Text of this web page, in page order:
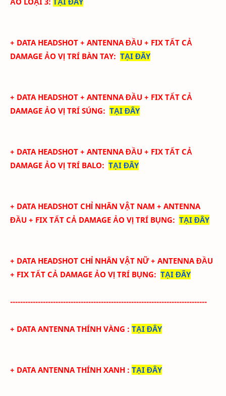
+ DATA HEADSHOT + ANTENNA ĐẦU + FIX TẤT CẢ
DAMAGE ẢO VỊ TRÍ BÀN TAY: TẠI ĐÂY
+ DATA HEADSHOT + ANTENNA ĐẦU + FIX TẤT CẢ
DAMAGE ẢO VỊ TRÍ SÚNG: TẠI ĐÂY
+ DATA HEADSHOT + ANTENNA ĐẦU + FIX TẤT CẢ
DAMAGE ẢO VỊ TRÍ BALO: TẠI ĐÂY
+ DATA HEADSHOT CHỈ NHÂN VẬT NAM + ANTENNA
ĐẦU + FIX TẤT CẢ DAMAGE ẢO VỊ TRÍ BỤNG: TẠI ĐÂY
+ DATA HEADSHOT CHỈ NHÂN VẬT NỮ + ANTENNA ĐẦU
+ FIX TẤT CẢ DAMAGE ẢO VỊ TRÍ BỤNG: TẠI ĐÂY
------------------------------------------------------------------------------
+ DATA ANTENNA THÍNH VÀNG : TẠI ĐÂY
+ DATA ANTENNA THÍNH XANH : TẠI ĐÂY